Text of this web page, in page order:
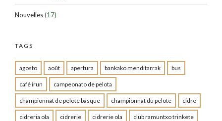
Nouvelles(17)
TAGS
agosto août apertura bankako menditarrak bus
café irun campeonato de pelota
championnat de pelote basque championnat du pelote cidre
cidreria ola cidrerie cidrerie ola club ramuntxo trinkete